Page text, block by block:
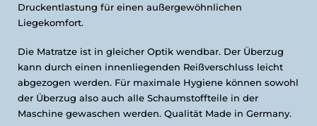
Druckentlastung für einen außergewöhnlichen
Liegekomfort.
Die Matratze ist in gleicher Optik wendbar. Der Überzug
kann durch einen innenliegenden Reißverschluss leicht
abgezogen werden. Für maximale Hygiene können sowohl
der Überzug also auch alle Schaumstoffteile in der
Maschine gewaschen werden. Qualität Made in Germany.